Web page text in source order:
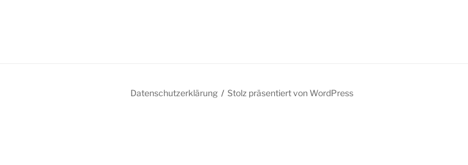
Datenschutzerklärung Stolz präsentiert von WordPress